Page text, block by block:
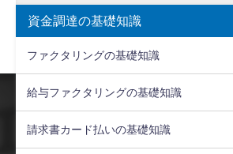
資金調達の基礎知識
ファクタリングの基礎知識
給与ファクタリングの基礎知識
請求書カード払いの基礎知識